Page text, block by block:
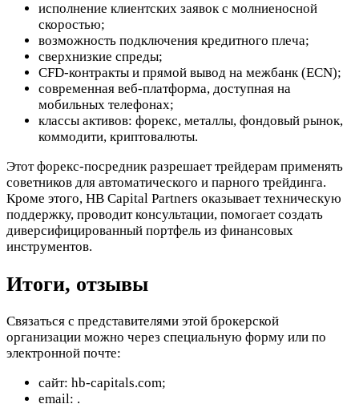
исполнение клиентских заявок с молниеносной
скоростью;
возможность подключения кредитного плеча;
сверхнизкие спреды;
CFD-контракты и прямой вывод на межбанк (ECN);
современная веб-платформа, доступная на
мобильных телефонах;
классы активов: форекс, металлы, фондовый рынок,
коммодити, криптовалюты.
Этот форекс-посредник разрешает трейдерам применять
советников для автоматического и парного трейдинга.
Кроме этого, HB Capital Partners оказывает техническую
поддержку, проводит консультации, помогает создать
диверсифицированный портфель из финансовых
инструментов.
Итоги, отзывы
Связаться с представителями этой брокерской
организации можно через специальную форму или по
электронной почте:
сайт: hb-capitals.com;
email: .